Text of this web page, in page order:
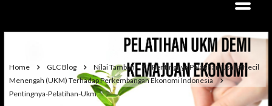
Home GLC Blog Nilai Tambah
Pentingnya Pelatihan Usaha Kecil
Menengah (UKM) Terhadap Perkembangan Ekonomi Indonesia
Pentingnya-Pelatihan-Ukm